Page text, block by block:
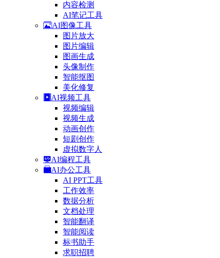
内容检测
AI笔记工具
AI图像工具
图片放大
图片编辑
图画生成
头像制作
智能抠图
美化修复
AI视频工具
视频编辑
视频生成
动画创作
短剧创作
虚拟数字人
AI编程工具
AI办公工具
AI PPT工具
工作效率
数据分析
文档处理
智能翻译
智能阅读
标书助手
求职招聘